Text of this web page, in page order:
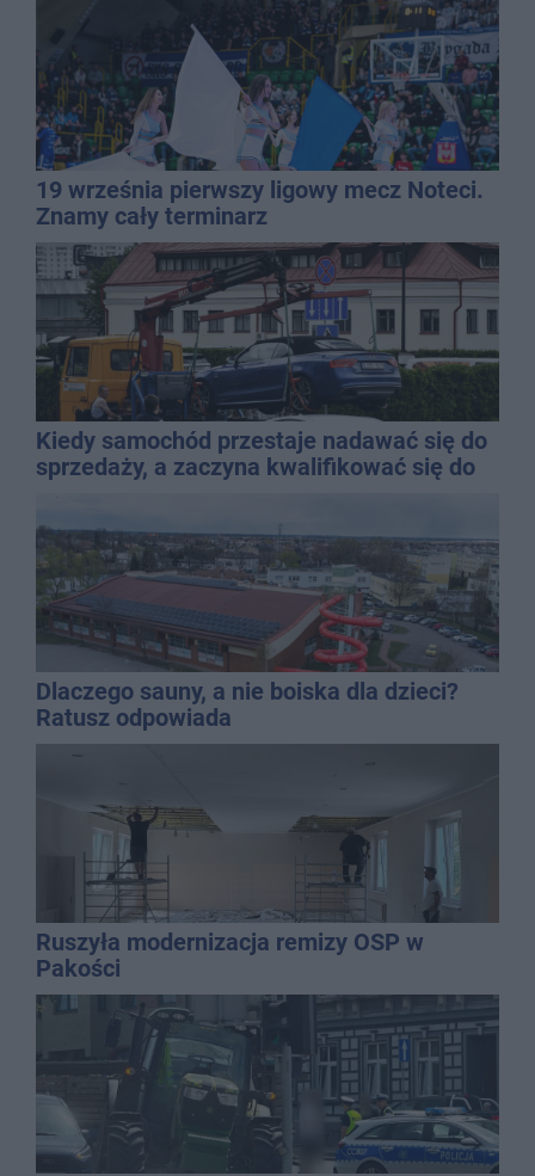
19 września pierwszy ligowy mecz Noteci.
Znamy cały terminarz
Kiedy samochód przestaje nadawać się do
sprzedaży, a zaczyna kwalifikować się do
Dlaczego sauny, a nie boiska dla dzieci?
Ratusz odpowiada
Ruszyła modernizacja remizy OSP w
Pakości